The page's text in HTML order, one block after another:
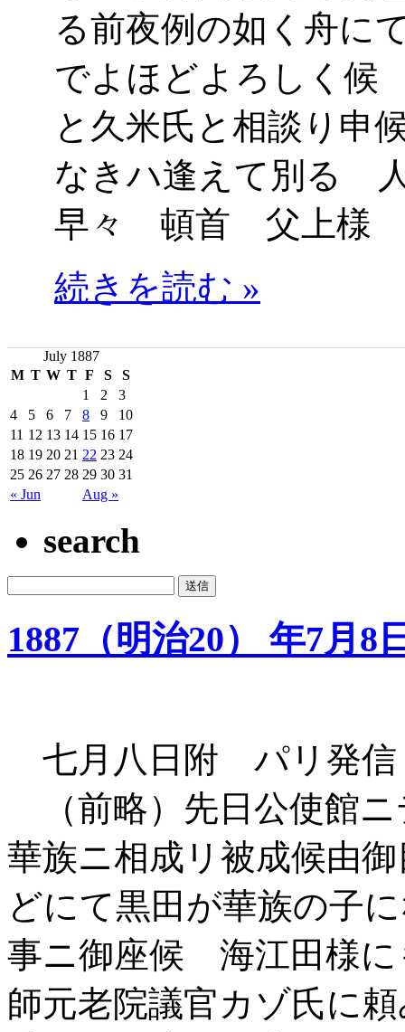
る前夜例の如く舟に
でよほどよろしく候
と久米氏と相談り
なきハ逢えて別る
早々 頓首 父上
続きを読む »
July 1887
M T W T F S S
« Jun Aug »
1 2
3
4
5 6 7 8 9
10
11 12 13 14 15 16 17
18 19 20 21 22 23 24
25 26 27 28 29 30 31
search
1887（明治20） 年7月8
七月八日附 パリ発
（前略）先日公使館ニ
華族ニ相成リ被成候由
どにて黒田が華族の子
事ニ御座候 海江田様
師元老院議官カゾ氏に